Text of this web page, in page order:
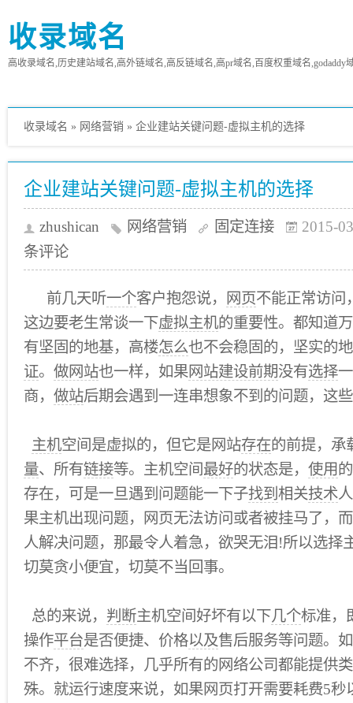
收录域名
高收录域名,历史建站域名,高外链域名,高反链域名,高pr域名,百度权重域名,godaddy
收录域名 » 网络营销 » 企业建站关键问题-虚拟主机的选择
企业建站关键问题-虚拟主机的选择
zhushican 网络营销 固定连接
2015-
条评论
前几天听一个客户抱怨说， 网页不能正常访问
这边要老生常谈一下虚拟主机的重要性。都知道
有坚固的地基，高楼怎么也不会稳固的，坚实的
证。 做网站也一样，如果网站建设前期没有选择
商， 做站后期会遇到一连串想象不到的问题，这
主机空间是虚拟的，但它是网站存在的前提，承
量、所有链接等。主机空间 最好的状态是， 使用
存在，可是一旦遇到问题能一下子找到 相关技术
果主机出现问题，网页无法访问或者被挂马了，
人解决问题，那最令人着急，欲哭无泪!所以选择
切莫贪小便宜，切莫不当回事。
总的来说， 判断主机空间好坏有以下几个标准，
操作平台是否便捷、价格以及售后服务等问题。
不齐，很难选择，几乎所有的网络公司都能提供
殊。就运行速度来说，如果网页打开需要耗费5秒